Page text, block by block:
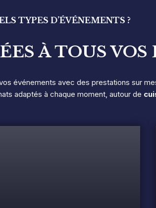
TYPES D’ÉVÉNEMENTS ?
À TOUS
événements avec des prestations sur
adaptés à chaque moment, autour de